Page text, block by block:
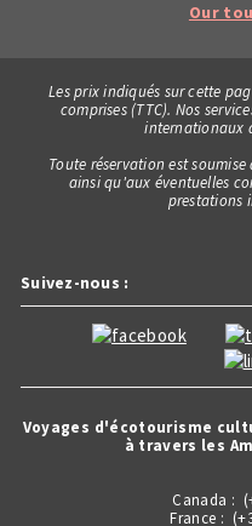
Our
Les prix indiqués sur cette
comprises (TTC). Nos
internationaux
Toute réservation est
ainsi qu'aux éventuelles
prestations
Suivez-nous :
Voyages d'écotourisme
à travers les
Canada :
France :